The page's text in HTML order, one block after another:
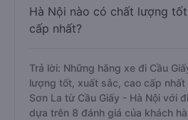
Hà Nội nào có chất lượng
cấp nhất?
Trả lời: Những hãng xe đi Cầu
lượng tốt, xuất sắc, cao cấp nhất
Sơn La từ Cầu Giấy - Hà Nội với
dựa trên 8 đánh giá của khách